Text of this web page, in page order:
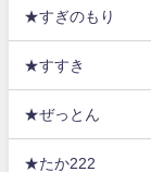
★すぎのもり
★すすき
★ぜっとん
★たか222